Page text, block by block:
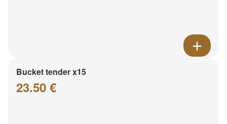
Bucket tender x15
23.50 €